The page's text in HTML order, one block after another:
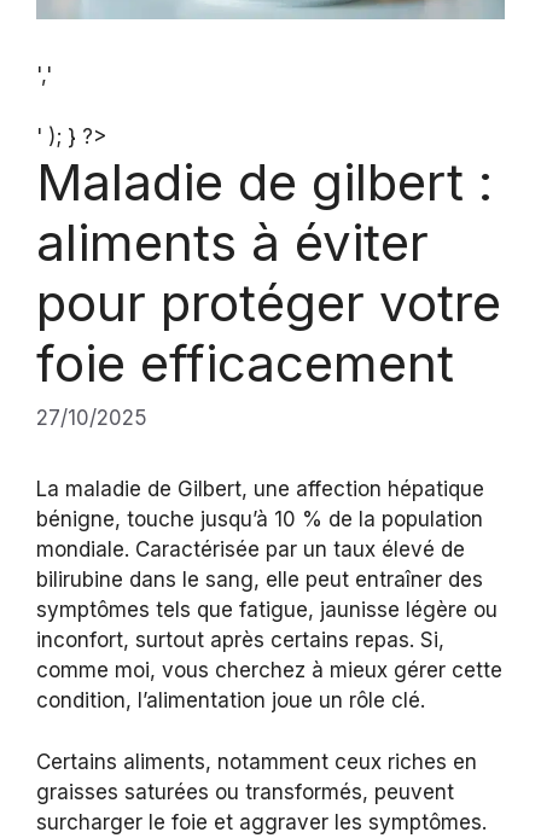
','
' ); } ?>
Maladie de gilbert :
aliments à éviter
pour protéger votre
foie efficacement
27/10/2025
La maladie de Gilbert, une affection hépatique
bénigne, touche jusqu’à 10 % de la population
mondiale. Caractérisée par un taux élevé de
bilirubine dans le sang, elle peut entraîner des
symptômes tels que fatigue, jaunisse légère ou
inconfort, surtout après certains repas. Si,
comme moi, vous cherchez à mieux gérer cette
condition, l’alimentation joue un rôle clé.
Certains aliments, notamment ceux riches en
graisses saturées ou transformés, peuvent
surcharger le foie et aggraver les symptômes.